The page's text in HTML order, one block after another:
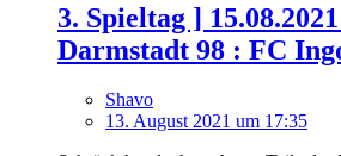
3. Spieltag ]
Darmstadt 98 : FC
Shavo
13. August 2021 um 17:35